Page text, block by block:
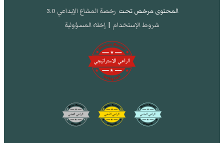
المحتوى مرخص تحت رخصة المشاع الإبداعي 3.0
شروط الإستخدام | إخلاء المسؤولية